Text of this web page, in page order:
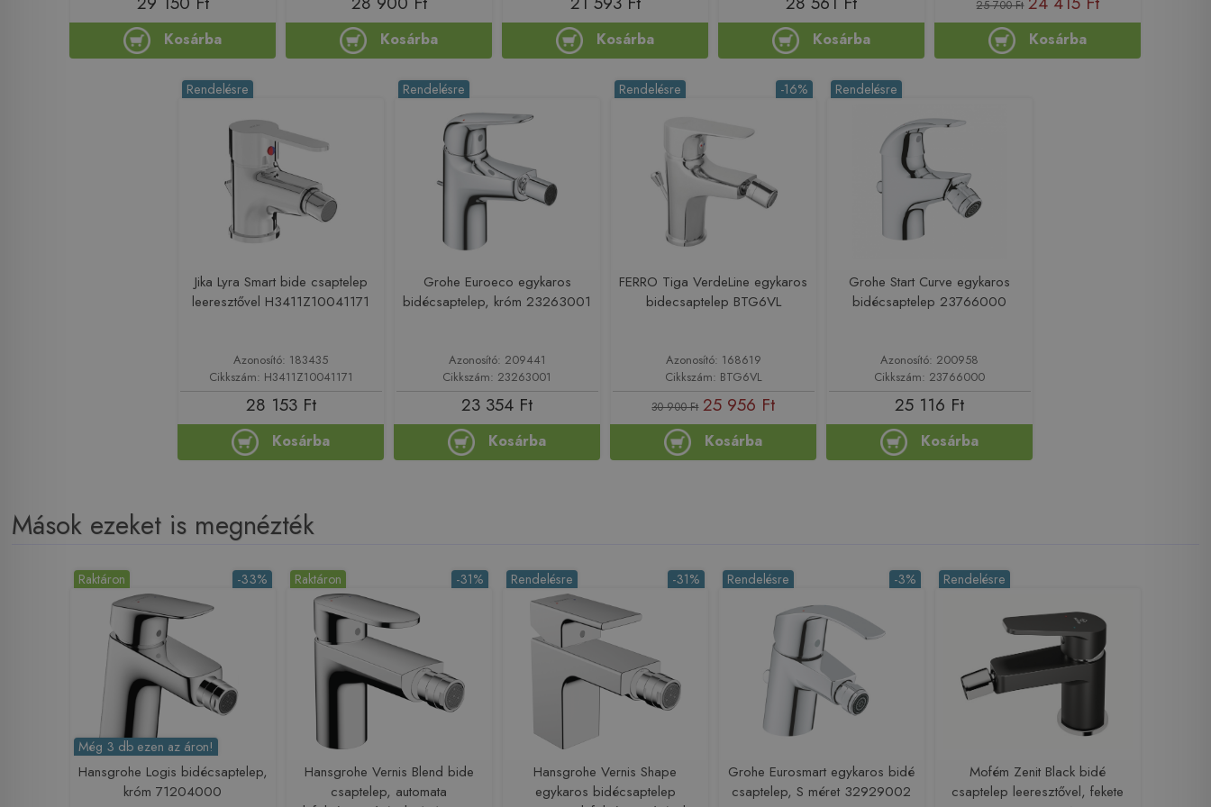
Kosárba Kosárba Kosárba Kosárba
25 700 Ft
Kosárba
Rendelésre
Jika Lyra Smart bide csaptelep
leeresztővel H3411Z10041171
Azonosító: 183435
Cikkszám: H3411Z10041171
28 153 Ft
Kosárba
Rendelésre
Grohe Euroeco egykaros
bidécsaptelep, króm 23263001
Azonosító: 209441
Cikkszám: 23263001
23 354 Ft
Kosárba
-16%
Rendelésre
FERRO Tiga VerdeLine egykaros
bidecsaptelep BTG6VL
Azonosító: 168619
Cikkszám: BTG6VL
30 900 Ft 25 956 Ft
Kosárba
Rendelésre
Grohe Start Curve egykaros
bidécsaptelep 23766000
Azonosító: 200958
Cikkszám: 23766000
25 116 Ft
Kosárba
Mások ezeket is megnézték
-33%
Raktáron
Még 3 db ezen az áron!
Hansgrohe Logis bidécsaptelep,
króm 71204000
-31%
Raktáron
Hansgrohe Vernis Blend bide
csaptelep, automata
-31%
Rendelésre
Hansgrohe Vernis Shape
egykaros bidécsaptelep
-3%
Rendelésre
Grohe Eurosmart egykaros bidé
csaptelep, S méret 32929002
Rendelésre
Mofém Zenit Black bidé
csaptelep leeresztővel, fekete